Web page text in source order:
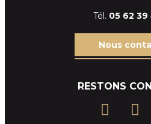
Tél. 05 62 39
Nous
RESTONS